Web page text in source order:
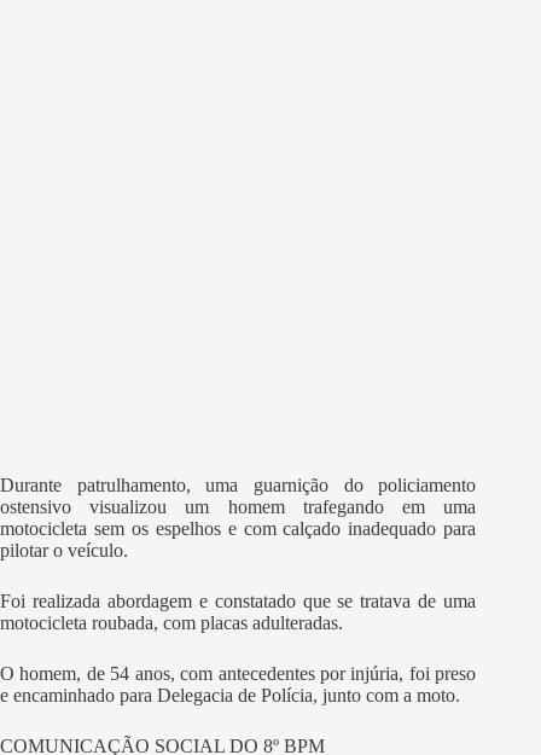
Durante patrulhamento, uma guarnição do policiamento
ostensivo visualizou um homem trafegando em uma
motocicleta sem os espelhos e com calçado inadequado para
pilotar o veículo.
Foi realizada abordagem e constatado que se tratava de uma
motocicleta roubada, com placas adulteradas.
O homem, de 54 anos, com antecedentes por injúria, foi preso
e encaminhado para Delegacia de Polícia, junto com a moto.
COMUNICAÇÃO SOCIAL DO 8º BPM